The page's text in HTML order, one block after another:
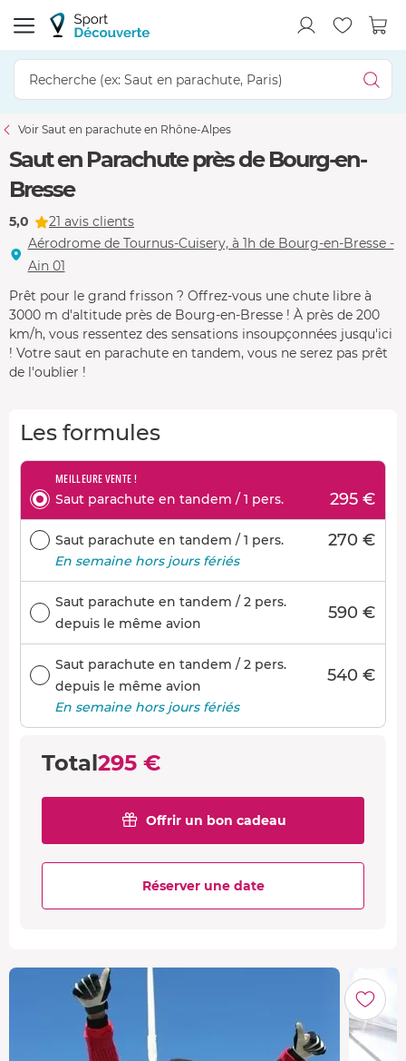
Voir Saut en parachute en Rhône-Alpes
Saut en Parachute près de Bourg-en-
Bresse
5,0
21 avis clients
Aérodrome de Tournus-Cuisery, à 1h de Bourg-en-Bresse -
Ain 01
Prêt pour le grand frisson ? Offrez-vous une chute libre à
3000 m d'altitude près de Bourg-en-Bresse ! À près de 200
km/h, vous ressentez des sensations insoupçonnées jusqu'ici
! Votre saut en parachute en tandem, vous ne serez pas prêt
de l'oublier !
Les formules
MEILLEURE VENTE !
Saut parachute en tandem / 1 pers. 295 €
Saut parachute en tandem / 1 pers. 270 €
En semaine hors jours fériés
Saut parachute en tandem / 2 pers.
depuis le même avion
590 €
Saut parachute en tandem / 2 pers.
depuis le même avion
540 €
En semaine hors jours fériés
Total295 €
Offrir un bon cadeau
Réserver une date